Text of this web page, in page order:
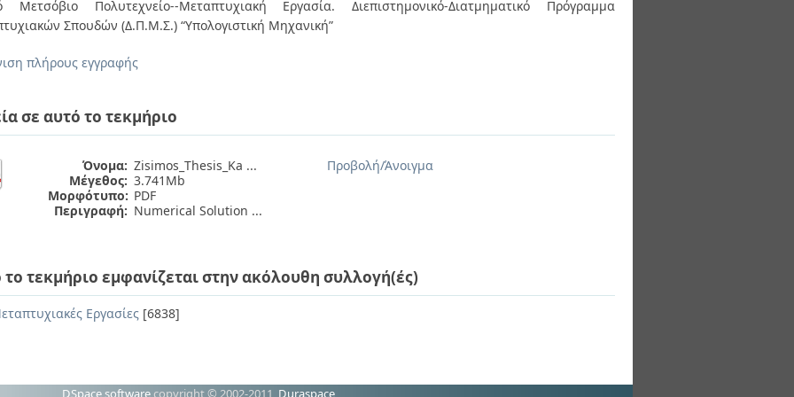
Μετσόβιο Πολυτεχνείο--Μεταπτυχιακή Εργασία. Διεπιστημονικό-Διατμηματικό Πρόγραμμα
Σπουδών (Δ.Π.Μ.Σ.) “Υπολογιστική Μηχανική”
πλήρους εγγραφής
σε αυτό το τεκμήριο
Όνομα: Zisimos_Thesis_Ka ...
Μέγεθος: 3.741Mb
Μορφότυπο: PDF
Περιγραφή: Numerical Solution ...
Προβολή/Άνοιγμα
το τεκμήριο εμφανίζεται στην ακόλουθη συλλογή(ές)
Εργασίες [6838]
DSpace software copyright © 2002-2011 Duraspace